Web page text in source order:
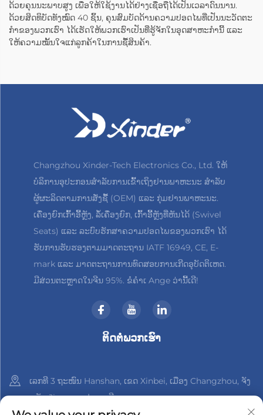
ດ້ວຍຄຸນນະພາບສູງ ເພື່ອໃຫ້ໃຊ້ງານໄດ້ຢ່າງເຊື່ອຖືໄດ້ເປັນເວລາດົນນານ.
ດ້ວຍສິດທິບັດທັງໝົດ 40 ຊິ້ນ, ຄຸນສົມບັດດ້ານຄວາມປອດໄພທີ່ເປັນນະວັດຕະ
ກຳຂອງພວກເຮົາ ໄດ້ເຮັດໃຫ້ພວກເຮົາເປັນທີ່ຮູ້ຈັກໃນອຸດສາຫະກຳນີ້ ແລະ
ໃຫ້ຄວາມໝັ້ນໃຈແກ່ລູກຄ້າໃນການຊື້ສິນຄ້າ.
Changzhou Xinder-Tech Electronics Co., Ltd. ໃຫ້
ບໍລິການອຸປະກອນສຳລັບການເຂົ້າເຖິງຢານພາຫະນະ ສຳລັບ
ຜູ້ຜະລິດຕາມການສັ່ງຊື້ (OEM) ແລະ ກຸ່ມຢານພາຫະນະ.
ເຄື່ອງຍົກເກົ້າອີ້ຫຼັງ, ລໍ້ເຄື່ອງຍົກ, ເກົ້າອີ້ຫຼັງທີ່ຫັນໄດ້ (Swivel
Seats) ແລະ ລະບົບຮັກສາຄວາມປອດໄພຂອງພວກເຮົາ ໄດ້
ຮັບການຮັບຮອງຕາມມາດຕະຖານ IATF 16949, CE, E-
mark ແລະ ມາດຕະຖານການທົດສອບການເກີດອຸບັດຕິເຫດ.
ມີສ່ວນຕະຫຼາດໃນຈີນ 95%. ຂໍຄຳເ Ange ວ່ານີ້ເດີ!
ຕິດຕໍ່ພວກເຮົາ
ເລກທີ 3 ຖະໜົນ Hanshan, ເຂດ Xinbei, ເມືອງ Changzhou, ຈັງ
ຫວັດ Jiangsu, ປະເທດຈີນ